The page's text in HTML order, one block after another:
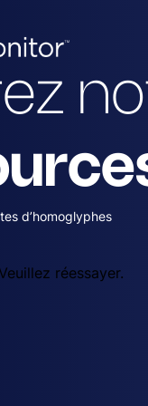
d’homoglyphes
réessayer.